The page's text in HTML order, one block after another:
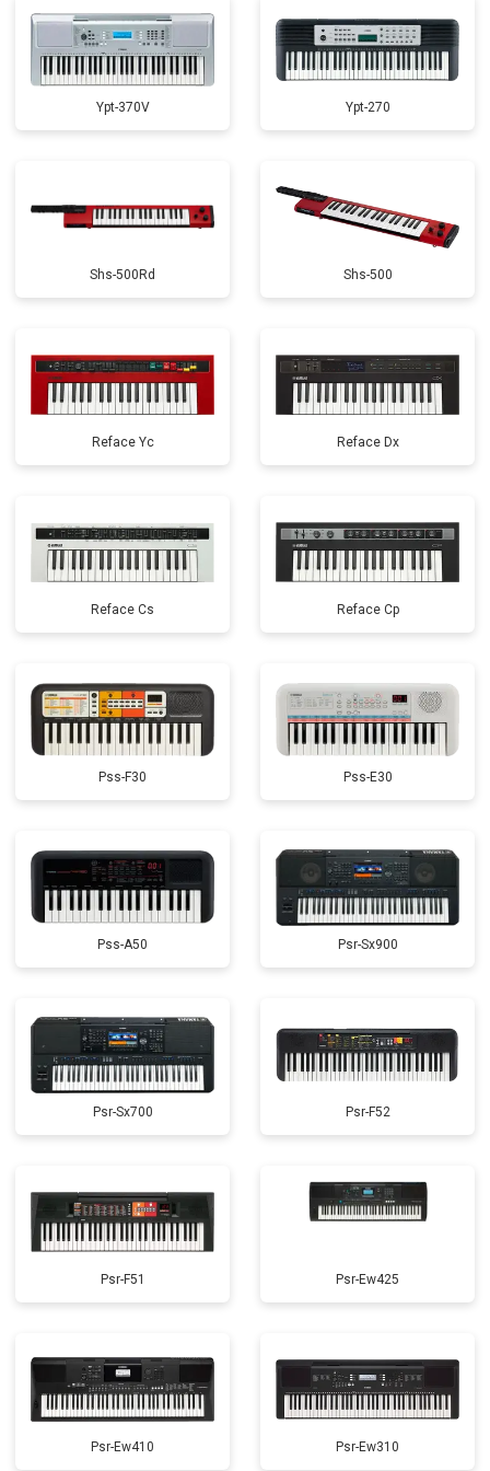
Ypt-370V Ypt-270
Shs-500Rd Shs-500
Reface Yc Reface Dx
Reface Cs Reface Cp
Pss-F30 Pss-E30
Pss-A50 Psr-Sx900
Psr-Sx700 Psr-F52
Psr-F51 Psr-Ew425
Psr-Ew410 Psr-Ew310